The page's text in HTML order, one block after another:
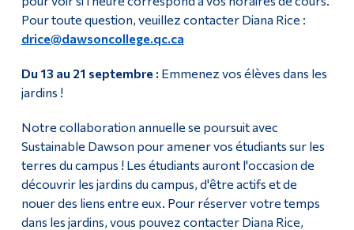
Pour toute question, veuillez contacter Diana Rice :
drice@dawsoncollege.qc.ca
Du 13 au 21 septembre : Emmenez vos élèves dans les
jardins !
Notre collaboration annuelle se poursuit avec
Sustainable Dawson pour amener vos étudiants sur les
terres du campus ! Les étudiants auront l'occasion de
découvrir les jardins du campus, d'être actifs et de
nouer des liens entre eux. Pour réserver votre temps
dans les jardins, vous pouvez contacter Diana Rice,